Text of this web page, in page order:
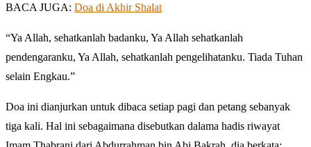
BACA JUGA: Doa di Akhir Shalat
“Ya Allah, sehatkanlah badanku, Ya Allah sehatkanlah
pendengaranku, Ya Allah, sehatkanlah pengelihatanku. Tiada Tuhan
selain Engkau.”
Doa ini dianjurkan untuk dibaca setiap pagi dan petang sebanyak
tiga kali. Hal ini sebagaimana disebutkan dalama hadis riwayat